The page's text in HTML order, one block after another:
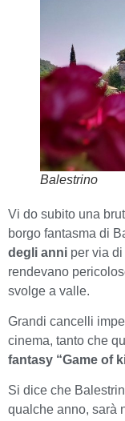
Balestrino
Vi do subito una
borgo fantasma di
degli anni per via
rendevano
svolge a valle.
Grandi cancelli
cinema, tanto che
fantasy “Game of
Si dice che
qualche anno, sarà